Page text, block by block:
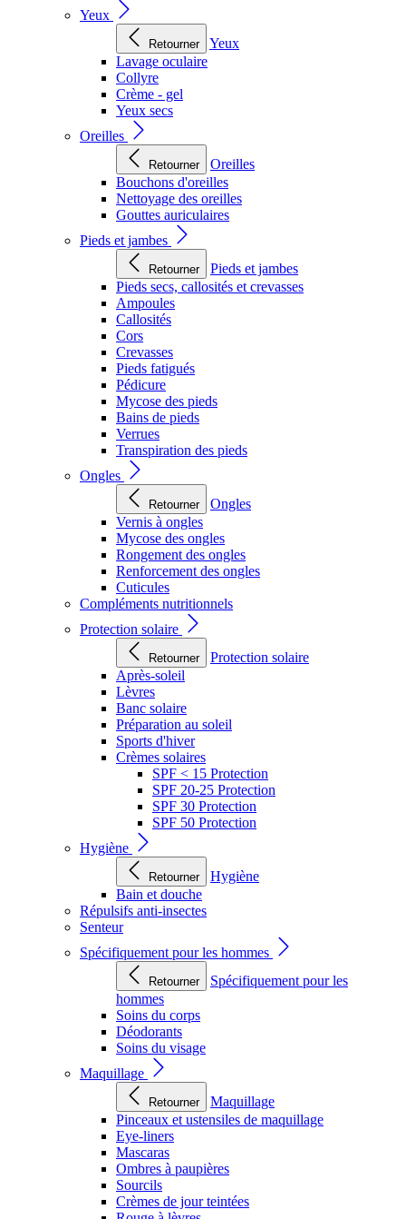
Yeux
Retourner
Yeux
Lavage oculaire
Collyre
Crème - gel
Yeux secs
Oreilles
Retourner
Oreilles
Bouchons d'oreilles
Nettoyage des oreilles
Gouttes auriculaires
Pieds et jambes
Retourner
Pieds et jambes
Pieds secs, callosités et crevasses
Ampoules
Callosités
Cors
Crevasses
Pieds fatigués
Pédicure
Mycose des pieds
Bains de pieds
Verrues
Transpiration des pieds
Ongles
Retourner
Ongles
Vernis à ongles
Mycose des ongles
Rongement des ongles
Renforcement des ongles
Cuticules
Compléments nutritionnels
Protection solaire
Retourner
Protection solaire
Après-soleil
Lèvres
Banc solaire
Préparation au soleil
Sports d'hiver
Crèmes solaires
SPF < 15 Protection
SPF 20-25 Protection
SPF 30 Protection
SPF 50 Protection
Hygiène
Retourner
Hygiène
Bain et douche
Répulsifs anti-insectes
Senteur
Spécifiquement pour les hommes
Retourner
Spécifiquement pour les
hommes
Soins du corps
Déodorants
Soins du visage
Maquillage
Retourner
Maquillage
Pinceaux et ustensiles de maquillage
Eye-liners
Mascaras
Ombres à paupières
Sourcils
Crèmes de jour teintées